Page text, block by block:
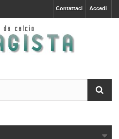
Accedi
Contattaci